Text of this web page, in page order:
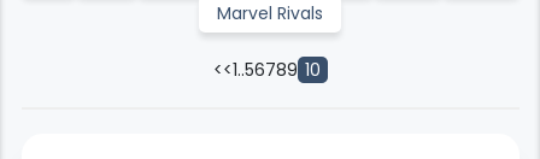
Marvel Rivals
<<1..56789 10